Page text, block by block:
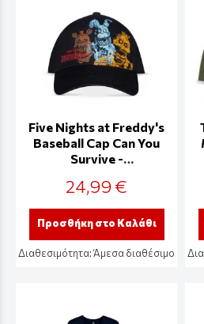
Five Nights at Freddy's
Baseball Cap Can You
Survive -
24,99 €
Προσθήκη στο Καλάθι
Διαθεσιμότητα:Άμεσα διαθέσιμο